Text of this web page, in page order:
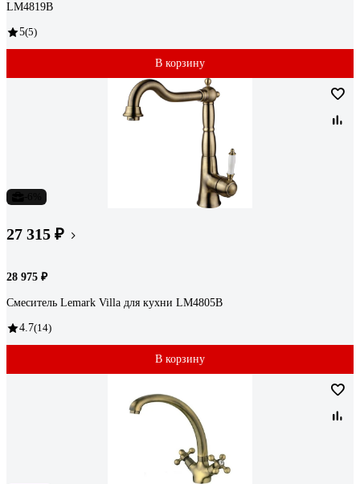
LM4819B
5(5)
В корзину
27 315 ₽
28 975 ₽
Смеситель Lemark Villa для кухни LM4805B
4.7(14)
В корзину